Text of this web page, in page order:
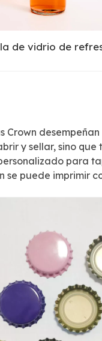
de vidrio de
Crown
y sellar, sino
para
se puede imprimir